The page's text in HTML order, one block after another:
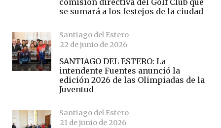
se sumará a los festejos de la ciudad
Santiago del Estero
22 de junio de 2026
SANTIAGO DEL ESTERO: La
intendente Fuentes anunció la
edición 2026 de las Olimpiadas de la
Juventud
Santiago del Estero
21 de junio de 2026